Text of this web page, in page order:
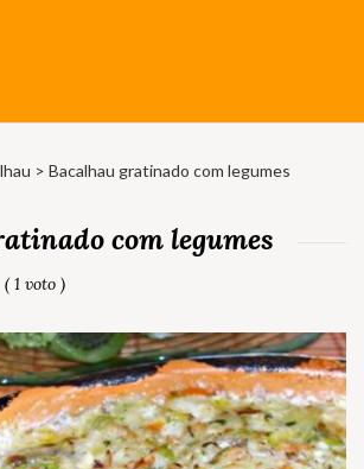
> Bacalhau gratinado com legumes
com legumes
( 1 voto )